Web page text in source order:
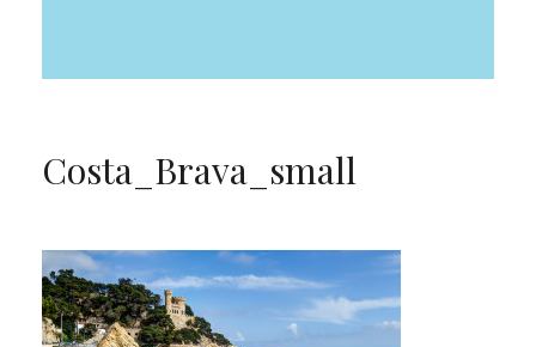
Costa_Brava_small